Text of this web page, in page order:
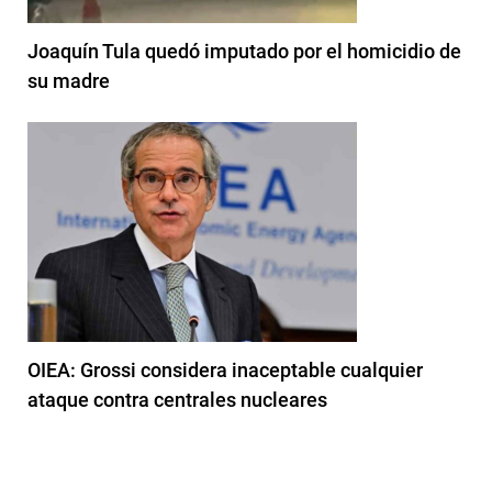
Joaquín Tula quedó imputado por el homicidio de
su madre
OIEA: Grossi considera inaceptable cualquier
ataque contra centrales nucleares